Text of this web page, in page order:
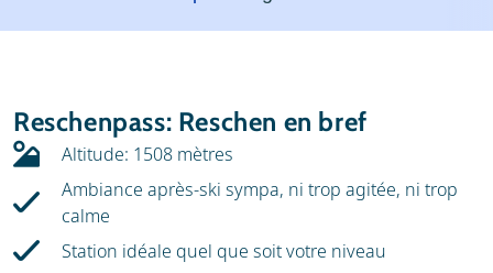
Location
Location de ski
Reschenpass: Reschen en bref
Altitude: 1508 mètres
Ambiance après-ski sympa, ni trop agitée, ni trop
calme
Station idéale quel que soit votre niveau